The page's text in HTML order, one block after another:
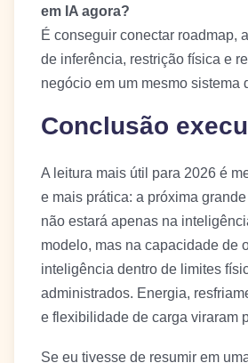
em IA agora?
É conseguir conectar roadmap,
de inferência, restrição física e
negócio em um mesmo sistema
Conclusão
A leitura mais útil para 2026 é
e mais prática: a próxima
não estará apenas na
modelo, mas na capacidade de
inteligência dentro de limites
administrados. Energia,
e flexibilidade de carga viraram
Se eu tivesse de resumir em